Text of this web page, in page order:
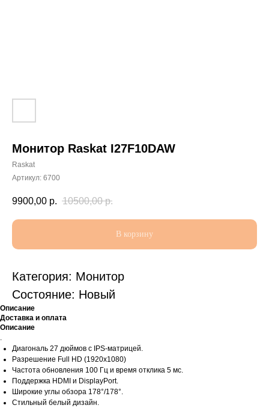
Монитор Raskat I27F10DAW
Raskat
Артикул: 6700
9900,00 р. 10500,00 р.
В корзину
Категория: Монитор
Состояние: Новый
Описание
Доставка и оплата
Описание
.
Диагональ 27 дюймов с IPS-матрицей.
Разрешение Full HD (1920x1080)
Частота обновления 100 Гц и время отклика 5 мс.
Поддержка HDMI и DisplayPort.
Широкие углы обзора 178°/178°.
Стильный белый дизайн.